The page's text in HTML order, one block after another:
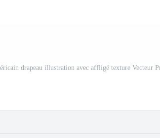
drapeau illustration avec affligé texture Vecteur